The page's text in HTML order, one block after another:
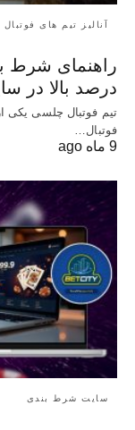
آنالیز تیم های فوتبال
راهنمای شرط
درصد بالا در
تیم فوتبال چلسی یکی
فوتبال…
9 ماه ago
سایت شرط بندی